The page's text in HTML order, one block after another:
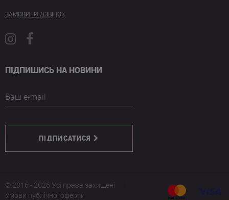
ЗАМОВИТИ ДЗВІНОК
ПІДПИШИСЬ НА НОВИНИ
Ваш e-mail
ПІДПИСАТИСЯ
© 2016 - 2026 Усі права захищені
Умови публічної оферти